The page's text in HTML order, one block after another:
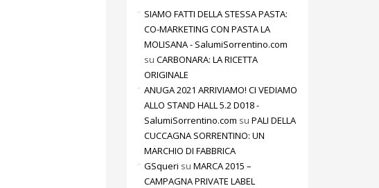
SIAMO FATTI DELLA STESSA PASTA:
CO-MARKETING CON PASTA LA
MOLISANA - SalumiSorrentino.com
su CARBONARA: LA RICETTA
ORIGINALE
ANUGA 2021 ARRIVIAMO! CI VEDIAMO
ALLO STAND HALL 5.2 D018 -
SalumiSorrentino.com su PALI DELLA
CUCCAGNA SORRENTINO: UN
MARCHIO DI FABBRICA
GSqueri su MARCA 2015 –
CAMPAGNA PRIVATE LABEL